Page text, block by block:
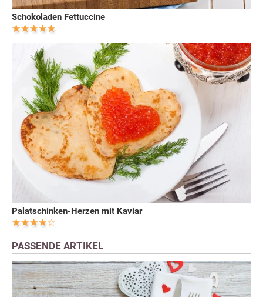
Schokoladen Fettuccine
Palatschinken-Herzen mit Kaviar
PASSENDE ARTIKEL